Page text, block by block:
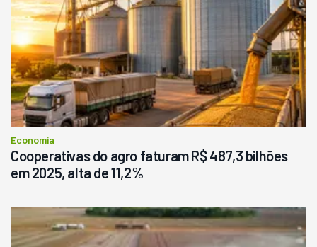
Economia
Cooperativas do agro faturam R$ 487,3 bilhões
em 2025, alta de 11,2%